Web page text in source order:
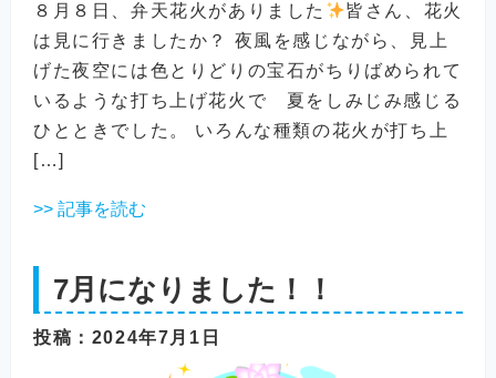
８月８日、弁天花火がありました
皆さん、花火
は見に行きましたか？ 夜風を感じながら、見上
げた夜空には色とりどりの宝石がちりばめられて
いるような打ち上げ花火で 夏をしみじみ感じる
ひとときでした。 いろんな種類の花火が打ち上
[…]
>> 記事を読む
7月になりました！！
投稿 ：2024年7月1日